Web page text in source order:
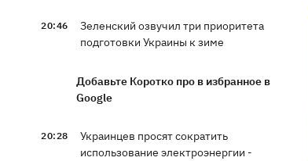
20:46
Зеленский озвучил три приоритета
подготовки Украины к зиме
Добавьте Коротко про в избранное в
Google
20:28
Украинцев просят сократить
использование электроэнергии -